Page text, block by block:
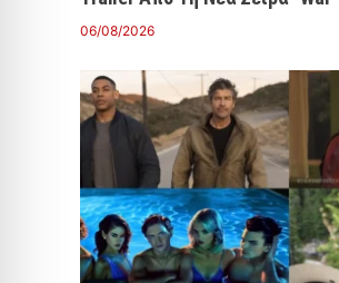
06/08/2026